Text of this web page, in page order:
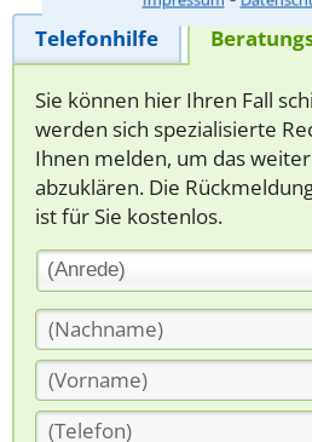
Telefonhilfe
Sie können hier Ihren Fall
werden sich spezialisierte
Ihnen melden, um das
abzuklären. Die
ist für Sie kostenlos.
(Anrede)